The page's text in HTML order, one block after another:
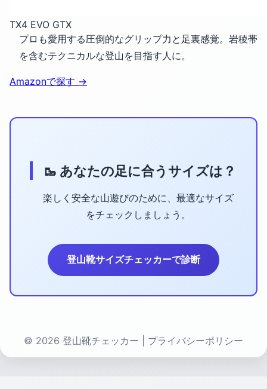
TX4 EVO GTX
プロも愛用する圧倒的なグリップ力と足裏感覚。岩稜帯
を含むテクニカルな登山を目指す人に。
Amazonで探す →
🥾 あなたの足に合うサイズは？
楽しく安全な山遊びのために、最適なサイズ
をチェックしましょう。
登山靴サイズチェッカーで診断
© 2026 登山靴チェッカー | プライバシーポリシー